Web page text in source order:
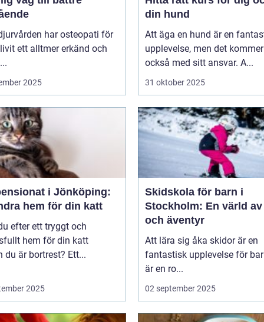
har osteopati för
ett alltmer erkänd och
2025
din hund
Att äga en hund är en
upplevelse, men det kommer
också med sitt ansvar. A...
31 oktober 2025
i Jönköping:
hem för din katt
efter ett tryggt och
hem för din katt
du är bortrest? Ett...
2025
Skidskola för barn i
Stockholm: En värld
och äventyr
Att lära sig åka skidor är en
fantastisk upplevelse för
är en ro...
02 september 2025